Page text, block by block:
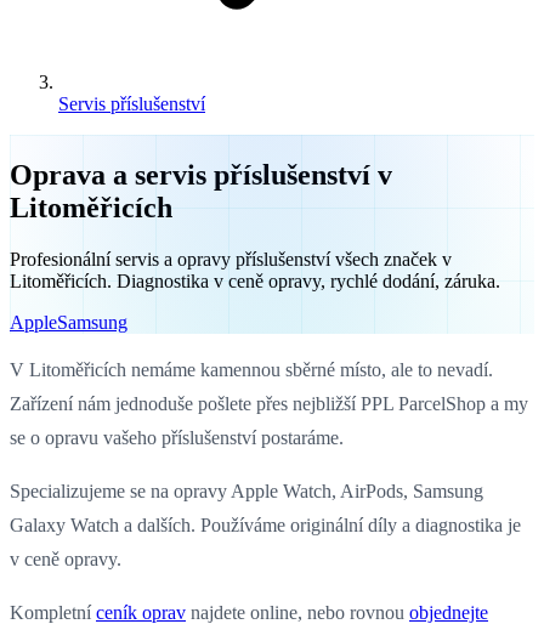
Servis příslušenství
Oprava a servis příslušenství v
Litoměřicích
Profesionální servis a opravy příslušenství všech značek v
Litoměřicích. Diagnostika v ceně opravy, rychlé dodání, záruka.
AppleSamsung
V Litoměřicích nemáme kamennou sběrné místo, ale to nevadí.
Zařízení nám jednoduše pošlete přes nejbližší PPL ParcelShop a my
se o opravu vašeho příslušenství postaráme.
Specializujeme se na opravy Apple Watch, AirPods, Samsung
Galaxy Watch a dalších. Používáme originální díly a diagnostika je
v ceně opravy.
Kompletníceník oprav najdete online, nebo rovnou objednejte